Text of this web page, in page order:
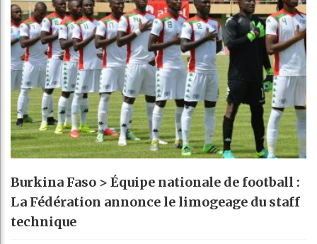
Burkina Faso > Équipe nationale de football :
La Fédération annonce le limogeage du staff
technique